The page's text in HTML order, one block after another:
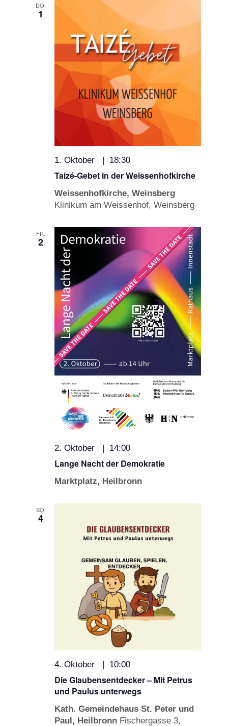
DO.
1
Taizé-Gebet in der Weissenhofkirche
1. Oktober | 18:30
Weissenhofkirche, Weinsberg
Klinikum am Weissenhof, Weinsberg
FR.
2
Lange Nacht der Demokratie
2. Oktober | 14:00
Marktplatz, Heilbronn
SO.
4
Die Glaubensentdecker – Mit Petrus
und Paulus unterwegs
4. Oktober | 10:00
Kath. Gemeindehaus St. Peter und
Paul, Heilbronn Fischergasse 3,